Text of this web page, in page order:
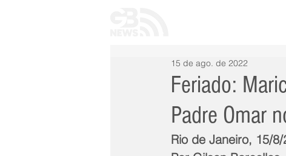
Feriado:
Padre Omar
15 de ago. de 2022
Rio de Janeiro, 15/8/